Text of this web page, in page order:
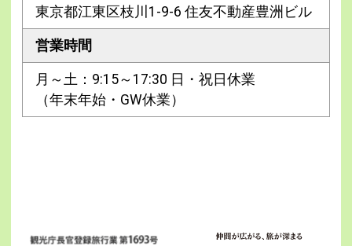
東京都江東区枝川1-9-6 住友不動産豊洲ビル
営業時間
月～土：9:15～17:30 日・祝日休業
（年末年始・GW休業）